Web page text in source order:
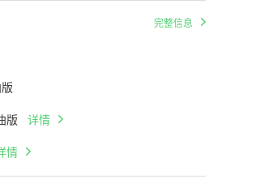
完整信息
版 详情
情